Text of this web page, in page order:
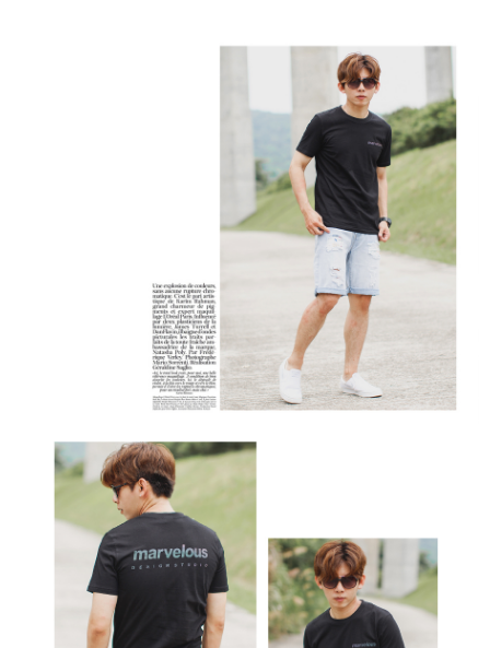
５．嚴禁一人註冊多個帳號或使用他人資訊註冊。若發現惡意使用之情形，
恩沛科技股份有限公司將有權停止該用戶之使用額度並採取法律行動。